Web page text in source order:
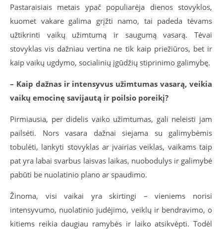
Pastaraisiais metais ypač populiarėja dienos stovyklos,
kuomet vakare galima grįžti namo, tai padeda tėvams
užtikrinti vaikų užimtumą ir saugumą vasarą. Tėvai
stovyklas vis dažniau vertina ne tik kaip priežiūros, bet ir
kaip vaikų ugdymo, socialinių įgūdžių stiprinimo galimybę.
– Kaip dažnas ir intensyvus užimtumas vasarą, veikia
vaikų emocinę savijautą ir poilsio poreikį?
Pirmiausia, per didelis vaiko užimtumas, gali neleisti jam
pailsėti. Nors vasara dažnai siejama su galimybėmis
tobulėti, lankyti stovyklas ar įvairias veiklas, vaikams taip
pat yra labai svarbus laisvas laikas, nuobodulys ir galimybė
pabūti be nuolatinio plano ar spaudimo.
Žinoma, visi vaikai yra skirtingi – vieniems norisi
intensyvumo, nuolatinio judėjimo, veiklų ir bendravimo, o
kitiems reikia daugiau ramybės ir laiko atsikvėpti. Todėl